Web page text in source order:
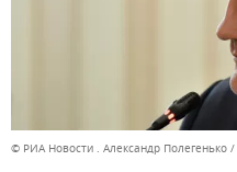
© РИА Новости . Александр Полегенько